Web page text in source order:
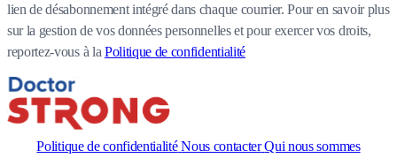
lien de désabonnement intégré dans chaque courrier. Pour en savoir plus
sur la gestion de vos données personnelles et pour exercer vos droits,
reportez-vous à la Politique de confidentialité
Politique de confidentialité Nous contacter Qui nous sommes